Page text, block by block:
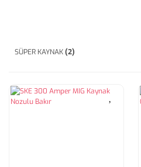
SÜPER KAYNAK(2)